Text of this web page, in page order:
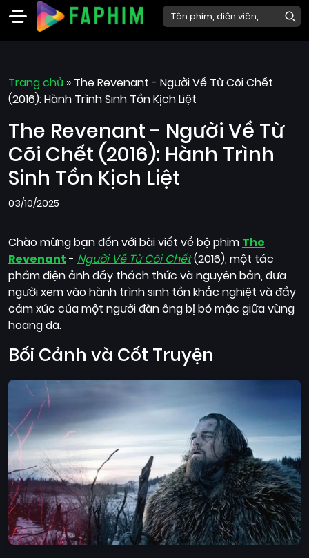
Phim
Mới
Phim
Lẻ
Phim
Bộ
Rạp
Thể
loại
Quốc
Gia
Blog
Bộ
sưu
tập
Trang chủ » The Revenant - Người Về Từ Cõi Chết
(2016): Hành Trình Sinh Tồn Kịch Liệt
The Revenant - Người Về Từ
Cõi Chết (2016): Hành Trình
Sinh Tồn Kịch Liệt
03/10/2025
Chào mừng bạn đến với bài viết về bộ phim The
Revenant - Người Về Từ Cõi Chết(2016), một tác
phẩm điện ảnh đầy thách thức và nguyên bản, đưa
người xem vào hành trình sinh tồn khắc nghiệt và đầy
cảm xúc của một người đàn ông bị bỏ mặc giữa vùng
hoang dã.
Bối Cảnh và Cốt Truyện